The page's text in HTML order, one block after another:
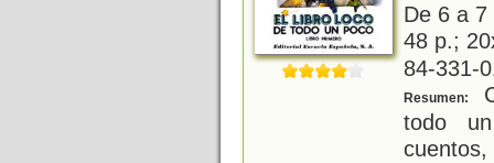
De 6 a
48 p.;
84-331-
Resumen:
todo
cuentos,